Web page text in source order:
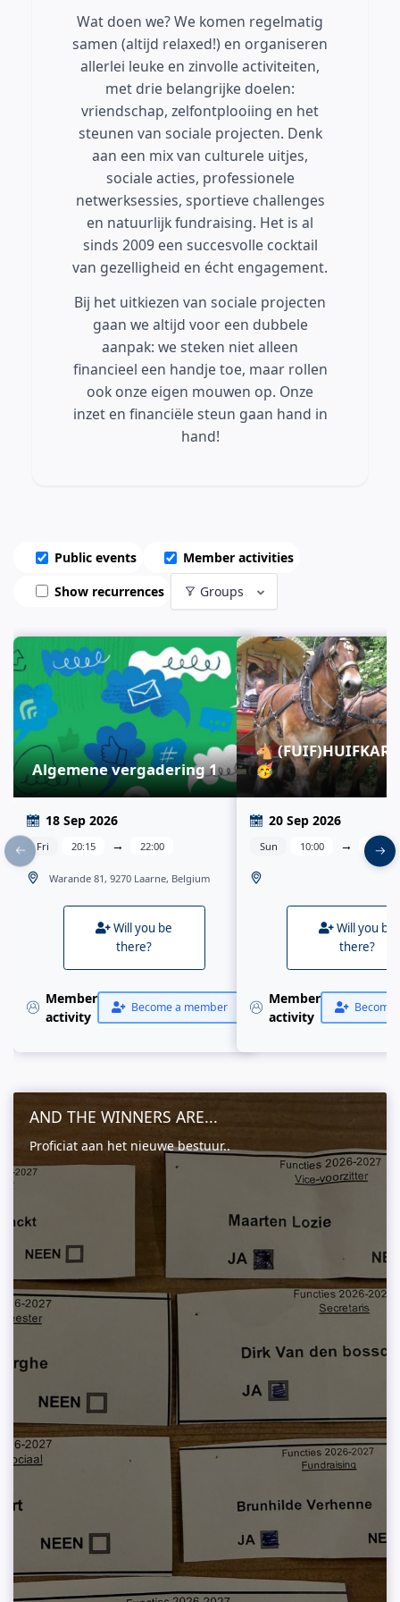
Wat doen we? We komen regelmatig
samen (altijd relaxed!) en organiseren
allerlei leuke en zinvolle activiteiten,
met drie belangrijke doelen:
vriendschap, zelfontplooiing en het
steunen van sociale projecten. Denk
aan een mix van culturele uitjes,
sociale acties, professionele
netwerksessies, sportieve challenges
en natuurlijk fundraising. Het is al
sinds 2009 een succesvolle cocktail
van gezelligheid en écht engagement.
Bij het uitkiezen van sociale projecten
gaan we altijd voor een dubbele
aanpak: we steken niet alleen
financieel een handje toe, maar rollen
ook onze eigen mouwen op. Onze
inzet en financiële steun gaan hand in
hand!
Public events
Member activities
Show recurrences
Groups
Algemene vergadering 1
18 Sep 2026
Fri 20:15 → 22:00
Warande 81, 9270 Laarne, Belgium
Will you be
there?
Member
activity
Become a member
🐴
🥳
20 Sep 2026
Sun 10:00 → 16:00
Will you be
there?
Member
activity
Become
AND THE WINNERS ARE...
Proficiat aan het nieuwe bestuur..